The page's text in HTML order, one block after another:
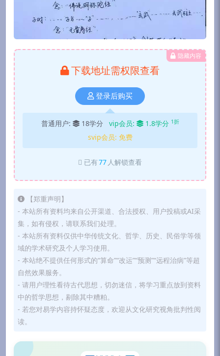
隐藏内容
下载地址需权限查看
登录后购买
普通用户: 18学分 vip会员: 1.8学分 1折
svip会员: 免费
已有77 人解锁查看
【郑重声明】
- 本站所有资料均来自公开渠道、合法授权、用户投稿或AI采
集，如有侵权，请联系我们处理。
- 本站所有资料仅供中华传统文化、哲学、历史、民俗学等领
域的学术研究及个人学习使用。
- 本站绝不提供任何形式的“算命”“改运”“预测”“远程治病”等超
自然效果服务。
- 请用户理性看待古代思想，切勿迷信，将学习重点放到资料
中的哲学思想，剔除其中糟粕。
- 若您对易学内容持怀疑态度，欢迎从文化研究视角批判性阅
读。